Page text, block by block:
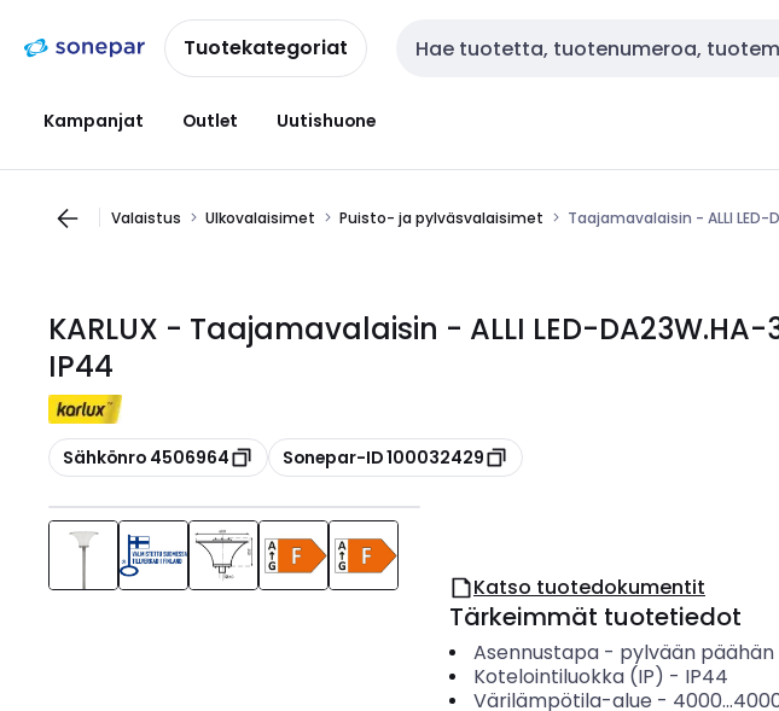
navigointiinsisältöönTuotekategoriat Haku
Kampanjat Outlet Uutishuone
Valaistus Ulkovalaisimet Puisto- ja pylväsvalaisimet Taajamavalaisin - ALLI LED-
KARLUX - Taajamavalaisin - ALLI LED-
IP44
Kopioi
Sähkönro 4506964 Kopioi
Sonepar-ID 100032429
Katso tuotedokumentit
Tärkeimmät tuotetiedot
Asennustapa- pylvään päähän
Kotelointiluokka (IP) - IP44
Värilämpötila-alue -